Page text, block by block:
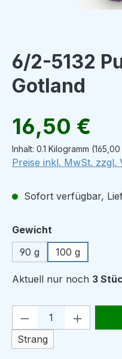
6/2-5132
Gotland
Regulärer Preis:
16,50 €
Inhalt: 0.1 Kilogramm
Preise inkl. MwSt. zzgl.
Sofort verfügbar,
Gewicht
90 g
100 g
Aktuell nur noch 3
Produkt
Strang